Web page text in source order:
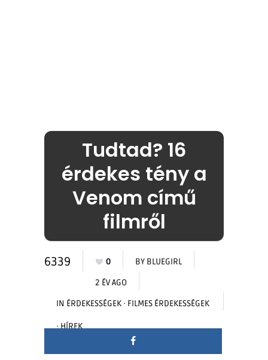
Tudtad? 16
érdekes tény a
Venom című
filmről
6339 0 BY BLUEGIRL
2 ÉV AGO
IN ÉRDEKESSÉGEK · FILMES ÉRDEKESSÉGEK
·HÍREK